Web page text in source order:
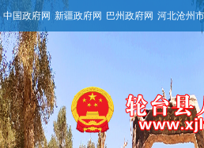
中国政府网 新疆政府网 巴州政府网 河北沧州